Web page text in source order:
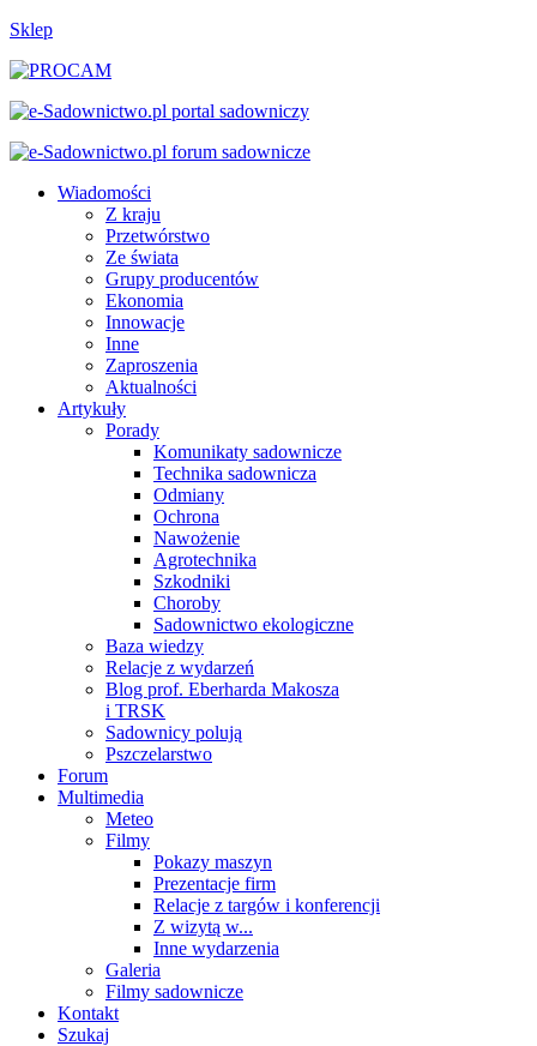
Sklep
Wiadomości
Z kraju
Przetwórstwo
Ze świata
Grupy producentów
Ekonomia
Innowacje
Inne
Zaproszenia
Aktualności
Artykuły
Porady
Komunikaty sadownicze
Technika sadownicza
Odmiany
Ochrona
Nawożenie
Agrotechnika
Szkodniki
Choroby
Sadownictwo ekologiczne
Baza wiedzy
Relacje z wydarzeń
Blog prof. Eberharda Makosza
i TRSK
Sadownicy polują
Pszczelarstwo
Forum
Multimedia
Meteo
Filmy
Pokazy maszyn
Prezentacje firm
Relacje z targów i konferencji
Z wizytą w...
Inne wydarzenia
Galeria
Filmy sadownicze
Kontakt
Szukaj